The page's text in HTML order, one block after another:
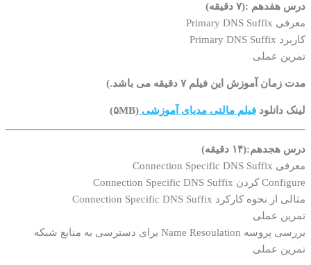
درس هفدهم :(۷ دقیقه)
معرفی Primary DNS Suffix
کاربرد Primary DNS Suffix
تمرین عملی
مدت زمان آموزش این فیلم ۷ دقیقه می باشد.)
لینک دانلود فیلم مالتی مدیای آموزشی (۵MB)
درس هجدهم:(۱۴ دقیقه)
معرفی Connection Specific DNS Suffix
Configure کردن Connection Specific DNS Suffix
مثالی از نحوه کارکرد Connection Specific DNS Suffix
تمرین عملی
بررسی پروسه Name Resoulation برای دسترسی به منابع شبکه
تمرین عملی